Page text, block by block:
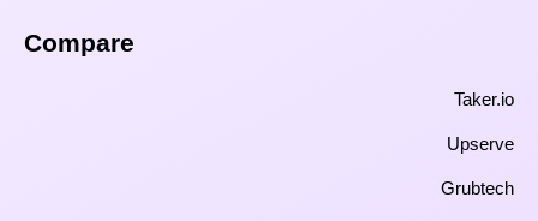
Compare​
Taker.io
Upserve
Grubtech